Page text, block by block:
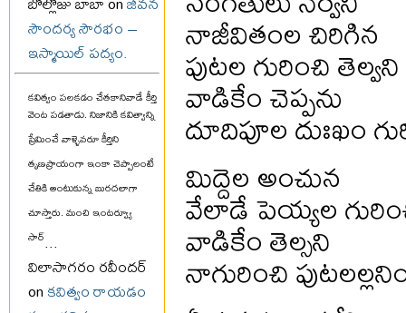
సౌందర్య సౌరభం –
ఇస్మాయిల్ పద్యం.
కవిత్వం పలకడం చేతకానివాడే కీర్తి
వెంట పడతాడు. నిజానికి కవిత్వాన్ని
ప్రేమించే వాళ్ళెవరూ కీర్తిని
తృణప్రాయంగా ఇంకా చెప్పాలంటే
చేతికి అంటుకున్న బురదలాగా
చూస్తారు. మంచి ఇంటర్వ్యూ
సార్...
విలాసాగరం రవీందర్
onకవిత్వం రాయడం
నాజీవితంల చిరిగిన
పుటల గురించి తెల్వని
వాడికేం చెప్పను
దూదిపూల దుఃఖం
మిద్దెల అంచున
వేలాడే పెయ్యల
వాడికేం తెల్సని
నాగురించి